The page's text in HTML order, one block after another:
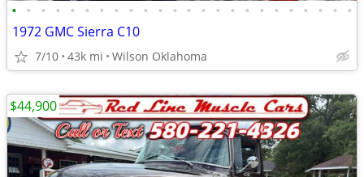
• • • • • • • • • • • • • • • • • • • • • • • •
1972 GMC Sierra C10
7/10 43k mi Wilson Oklahoma
$44,900